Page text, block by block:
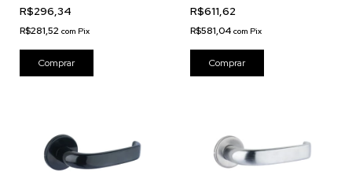
R$296,34
R$281,52 com Pix
R$611,62
R$581,04 com Pix